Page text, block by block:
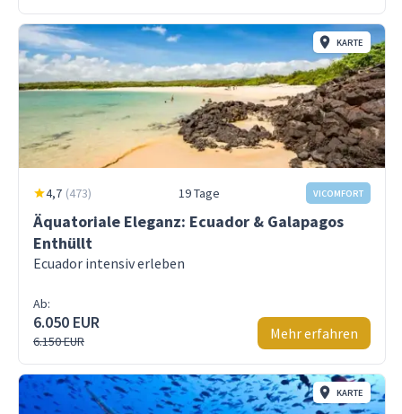
KARTE
4,7 (473) 19 Tage VICOMFORT
Äquatoriale Eleganz: Ecuador & Galapagos
Enthüllt
Ecuador intensiv erleben
Ab:
6.050 EUR
6.150 EUR Mehr erfahren
KARTE